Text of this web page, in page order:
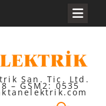
San. Tic. Ltd.
– GSM2: 0535